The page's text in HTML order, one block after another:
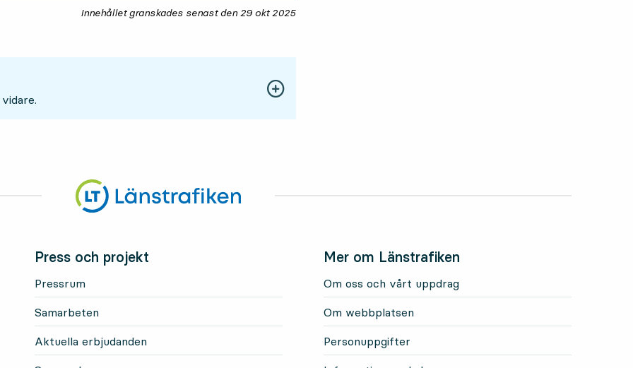
Innehållet granskades senast den 29 okt 2025
Press och projekt
Pressrum
Samarbeten
Aktuella erbjudanden
Mer om Länstrafiken
Om oss och vårt uppdrag
Om webbplatsen
Personuppgifter